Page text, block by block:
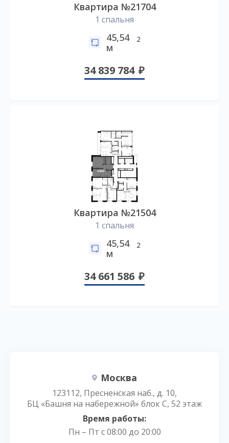
Квартира №21704
1 спальня
45,54
м
2
34 839 784
Квартира №21504
1 спальня
45,54
м
2
34 661 586
Москва
123112, Пресненская наб., д. 10,
БЦ «Башня на набережной» блок С, 52 этаж
Время работы:
Пн – Пт с 08:00 до 20:00